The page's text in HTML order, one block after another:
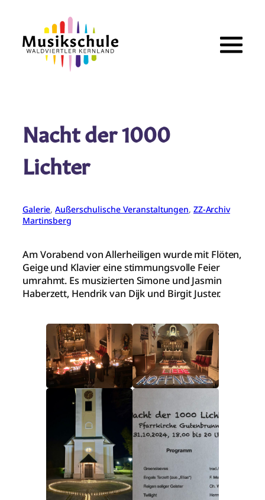
springen
Nacht der 1000
Lichter
Galerie, Außerschulische Veranstaltungen, ZZ-Archiv
Martinsberg
Am Vorabend von Allerheiligen wurde mit Flöten,
Geige und Klavier eine stimmungsvolle Feier
umrahmt. Es musizierten Simone und Jasmin
Haberzett, Hendrik van Dijk und Birgit Juster.